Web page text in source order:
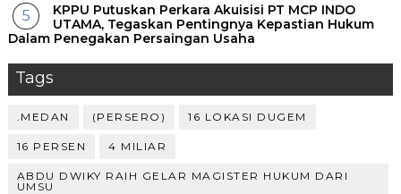
KPPU Putuskan Perkara Akuisisi PT MCP INDO
UTAMA, Tegaskan Pentingnya Kepastian Hukum
Dalam Penegakan Persaingan Usaha
Tags
.MEDAN (PERSERO) 16 LOKASI DUGEM
16 PERSEN 4 MILIAR
ABDU DWIKY RAIH GELAR MAGISTER HUKUM DARI
UMSU